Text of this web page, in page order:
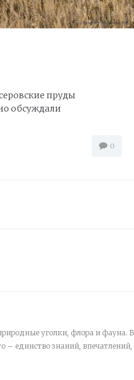
пруды
обсуждали
0
уголки, флора и фауна.
– единство знаний,